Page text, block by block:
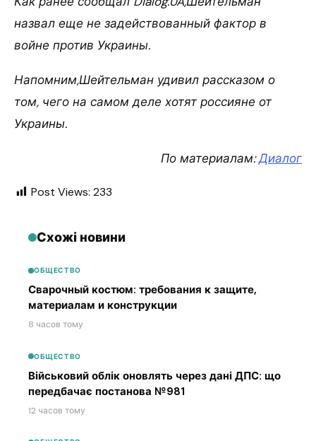
назвал еще не задействованный фактор в
войне против Украины.
Напомним,Шейтельман удивил рассказом о
том, чего на самом деле хотят россияне от
Украины.
По материалам:Диалог
Post Views: 233
Схожі новини
ОБЩЕСТВО
Сварочный костюм: требования к защите,
материалам и конструкции
8 часов тому
ОБЩЕСТВО
Військовий облік оновлять через дані ДПС: що
передбачає постанова №981
12 часов тому